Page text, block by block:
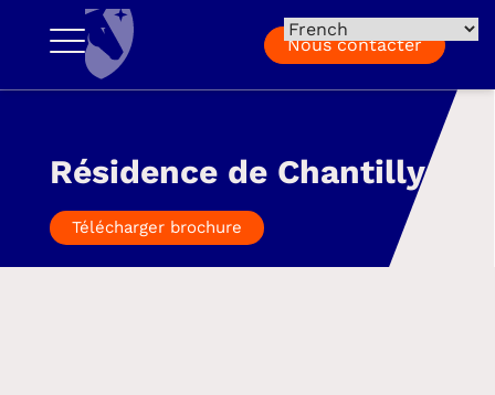
Nous contacter
Résidence de Chantilly
Télécharger brochure